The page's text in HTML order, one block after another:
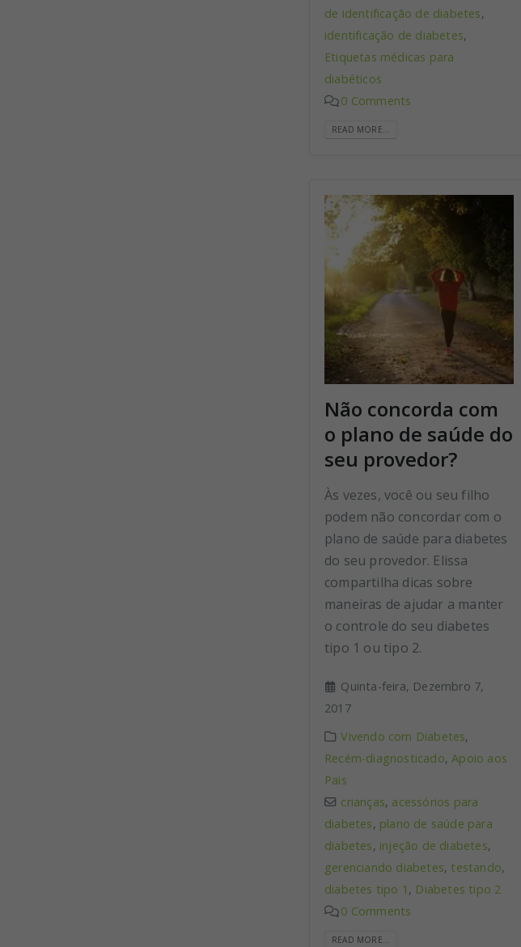
de identificação de diabetes,
identificação de diabetes,
Etiquetas médicas para
diabéticos
0 Comments
READ MORE...
Não concorda com
o plano de saúde do
seu provedor?
Às vezes, você ou seu filho
podem não concordar com o
plano de saúde para diabetes
do seu provedor. Elissa
compartilha dicas sobre
maneiras de ajudar a manter
o controle do seu diabetes
tipo 1 ou tipo 2.
Quinta-feira, Dezembro 7,
2017
Vivendo com Diabetes,
Recém-diagnosticado,Apoio aos
Pais
crianças, acessórios para
diabetes, plano de saúde para
diabetes, injeção de diabetes,
gerenciando diabetes, testando,
diabetes tipo 1 , Diabetes tipo 2
0 Comments
READ MORE...